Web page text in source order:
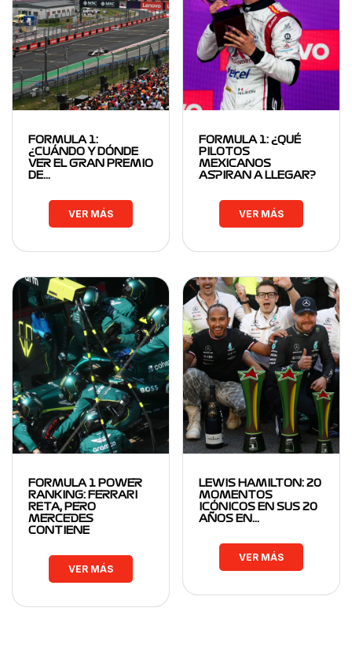
FORMULA 1:
¿CUÁNDO Y DÓNDE
VER EL GRAN PREMIO
DE…
VER MÁS
FORMULA 1: ¿QUÉ
PILOTOS
MEXICANOS
ASPIRAN A LLEGAR?
VER MÁS
FORMULA 1 POWER
RANKING: FERRARI
RETA, PERO
MERCEDES
CONTIENE
VER MÁS
LEWIS HAMILTON: 20
MOMENTOS
ICÓNICOS EN SUS 20
AÑOS EN…
VER MÁS